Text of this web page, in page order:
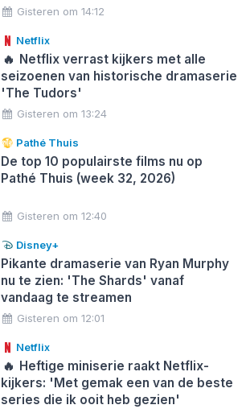
Gisteren om 14:12
Netflix
🔥 Netflix verrast kijkers met alle
seizoenen van historische dramaserie
'The Tudors'
Gisteren om 13:24
Pathé Thuis
De top 10 populairste films nu op
Pathé Thuis (week 32, 2026)
Gisteren om 12:40
Disney+
Pikante dramaserie van Ryan Murphy
nu te zien: 'The Shards' vanaf
vandaag te streamen
Gisteren om 12:01
Netflix
🔥 Heftige miniserie raakt Netflix-
kijkers: 'Met gemak een van de beste
series die ik ooit heb gezien'